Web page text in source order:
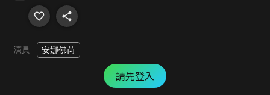
演員 安娜佛芮
請先登入